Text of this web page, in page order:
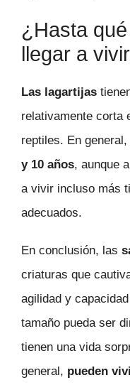
¿Hasta
llegar a
Las lagartijas
relativamente corta
reptiles. En general,
y 10 años, aunque
a vivir incluso más
adecuados.
En conclusión, las
criaturas que
agilidad y
tamaño pueda ser
tienen una vida
general, pueden